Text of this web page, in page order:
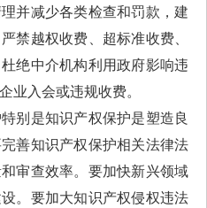
并减少各类检查和罚款，建
禁越权收费、超标准收费、
绝中介机构利用政府影响违
业入会或违规收费。
是知识产权保护是塑造良
善知识产权保护相关法律法
审查效率。要加快新兴领域
。要加大知识产权侵权违法